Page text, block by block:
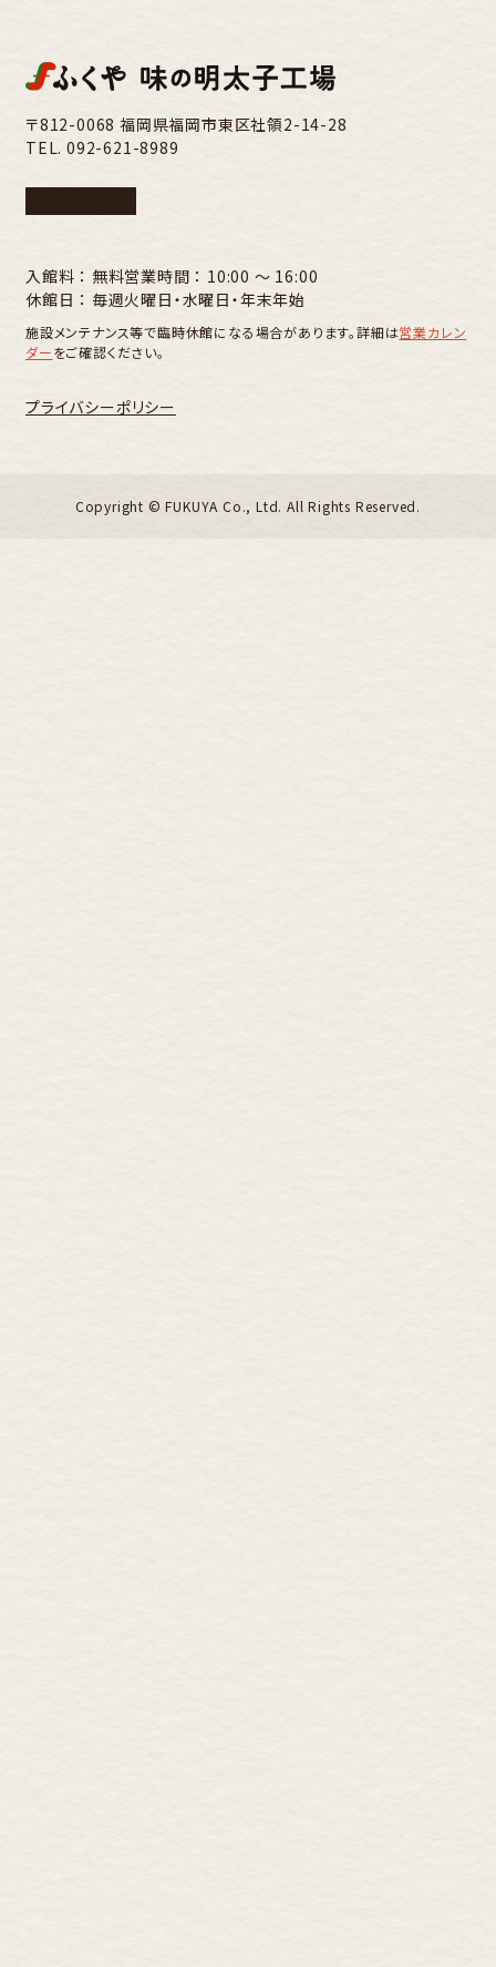
〒812-0068 福岡県福岡市東区社領2-14-28
TEL. 092-621-8989
入館料 ： 無料営業時間 ： 10:00 〜 16:00
休館日 ： 毎週火曜日・水曜日・年末年始
施設メンテナンス等で臨時休館になる場合があります。詳細は営業カレン
ダーをご確認ください。
プライバシーポリシー
Copyright ©︎ FUKUYA Co., Ltd. All Rights Reserved.